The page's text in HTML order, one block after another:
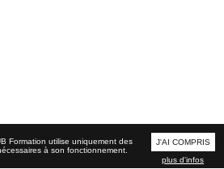
Formation utilise uniquement des
à son fonctionnement.
J'AI COMPRIS
plus d'infos